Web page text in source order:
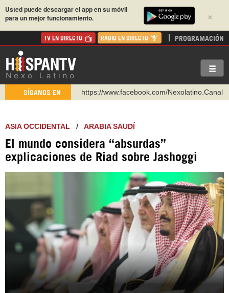
×
Usted puede descargar el app en su móvil
para un mejor funcionamiento.
TV EN DIRECTO RADIO EN DIRECTO PROGRAMACIÓN
SÍGANOS EN
https://www.facebook.com/Nexolatino.Canal
http://twitter.com/nexo_latino
https://t.me/hispantvcanal
https://urmedium.com/c/hispantv
Instagram como: hispan_tv
ASIA OCCIDENTAL / ARABIA SAUDÍ
El mundo considera “absurdas”
explicaciones de Riad sobre Jashoggi